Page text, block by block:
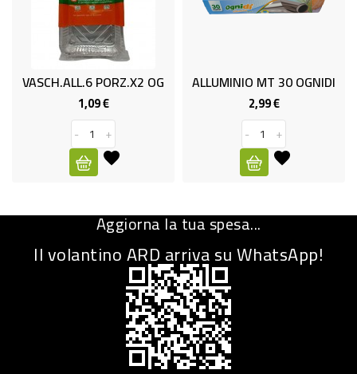
ACCESSORI
CASA
CURA
IGIENICO
SANITARI
PERSONA
PUERICULTURA
VASCH.ALL.6 PORZ.X2 OG
1,09 €Prezzo
-
+
ALLUMINIO MT 30 OGNIDI
2,99 €Prezzo
-
+
Aggiorna la tua spesa...
Il volantino ARD arriva su WhatsApp!